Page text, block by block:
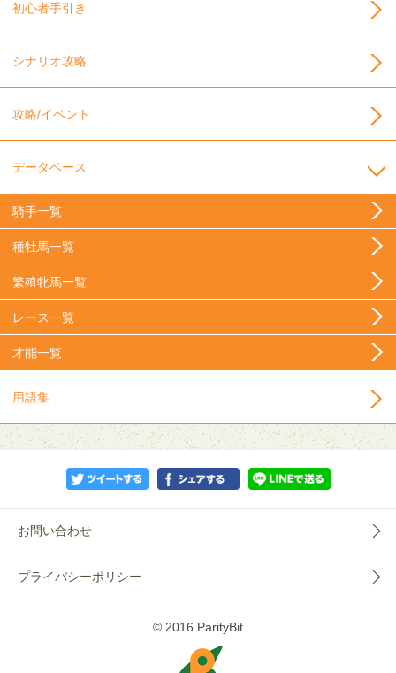
初心者手引き
シナリオ攻略
攻略/イベント
データベース
騎手一覧
種牡馬一覧
繁殖牝馬一覧
レース一覧
才能一覧
用語集
お問い合わせ
プライバシーポリシー
© 2016 ParityBit